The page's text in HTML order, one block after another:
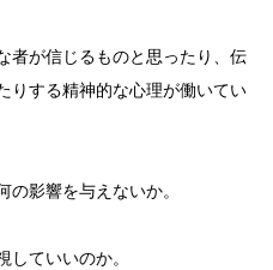
が信じるものと思ったり、伝
りする精神的な心理が働いてい
影響を与えないか。
ていいのか。